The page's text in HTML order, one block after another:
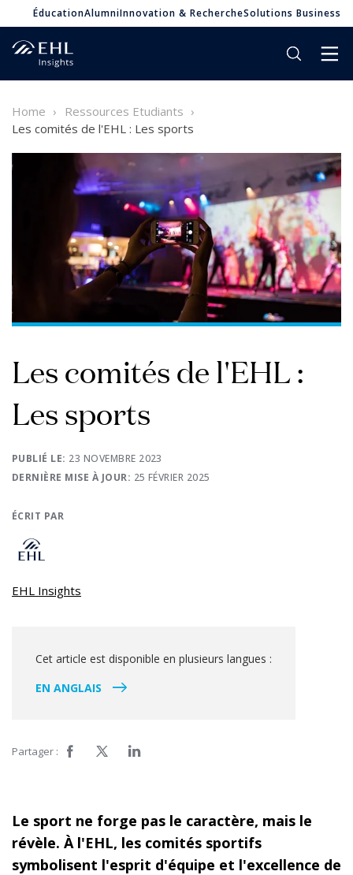
ÉducationAlumniInnovation & RechercheSolutions Business
Home
Ressources Etudiants
Les comités de l'EHL : Les sports
Les comités de l'EHL :
Les sports
PUBLIÉ LE: 23 NOVEMBRE 2023
DERNIÈRE MISE À JOUR: 25 FÉVRIER 2025
ÉCRIT PAR
EHL Insights
Cet article est disponible en plusieurs langues :
EN ANGLAIS
Partager :
Le sport ne forge pas le caractère, mais le
révèle. À l'EHL, les comités sportifs
symbolisent l'esprit d'équipe et l'excellence de